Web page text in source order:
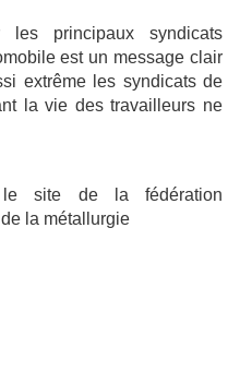
les principaux syndicats
est un message clair
extrême les syndicats de
la vie des travailleurs ne
site de la fédération
la métallurgie